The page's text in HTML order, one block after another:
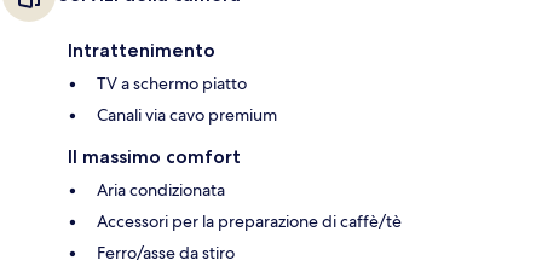
Intrattenimento
TV a schermo piatto
Canali via cavo premium
Il massimo comfort
Aria condizionata
Accessori per la preparazione di caffè/tè
Ferro/asse da stiro